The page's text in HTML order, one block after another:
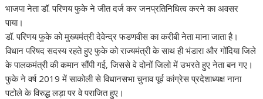
भाजपा नेता डॉ. परिणय फुके ने जीत दर्ज कर जनप्रतिनिधित्व करने का अवसर
पाया।
डॉ. परिणय फुके को मुख्यमंत्री देवेन्द्र फडणवीस का करीबी नेता माना जाता है।
विधान परिषद सदस्य रहते हुए फुके को राज्यमंत्री के साथ ही भंडारा और गोंदिया जिले
के पालकमंत्री की कमान सौंपी गई, जिससे वे दोनों जिलो में उभरते हुए नेता बन गए।
फुके ने वर्ष 2019 में साकोली से विधानसभा चुनाव पूर्व कांग्रेस प्रदेशाध्यक्ष नाना
पटोले के विरुद्ध लड़ा पर वे पराजित हुए।